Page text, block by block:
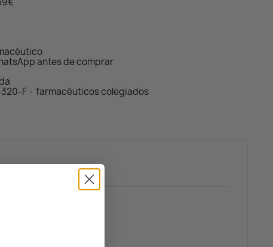
antes de comprar
F · farmacéuticos colegiados